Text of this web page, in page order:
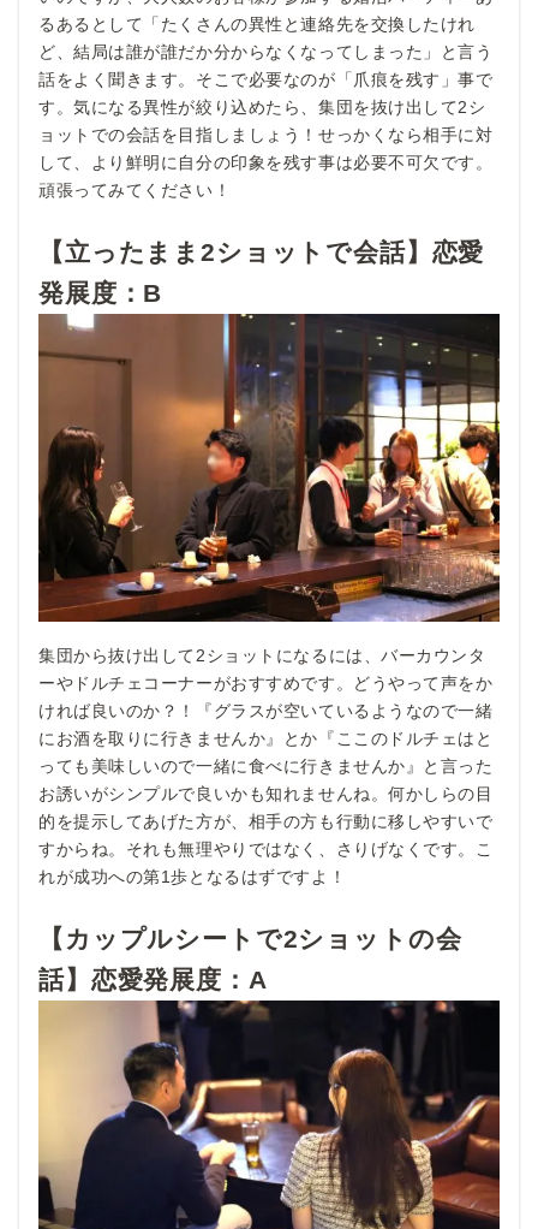
るあるとして「たくさんの異性と連絡先を交換したけれ
ど、結局は誰が誰だか分からなくなってしまった」と言う
話をよく聞きます。そこで必要なのが「爪痕を残す」事で
す。気になる異性が絞り込めたら、集団を抜け出して2シ
ョットでの会話を目指しましょう！せっかくなら相手に対
して、より鮮明に自分の印象を残す事は必要不可欠です。
頑張ってみてください！
【立ったまま2ショットで会話】恋愛
発展度：B
集団から抜け出して2ショットになるには、バーカウンタ
ーやドルチェコーナーがおすすめです。どうやって声をか
ければ良いのか？！『グラスが空いているようなので一緒
にお酒を取りに行きませんか』とか『ここのドルチェはと
っても美味しいので一緒に食べに行きませんか』と言った
お誘いがシンプルで良いかも知れませんね。何かしらの目
的を提示してあげた方が、相手の方も行動に移しやすいで
すからね。それも無理やりではなく、さりげなくです。こ
れが成功への第1歩となるはずですよ！
【カップルシートで2ショットの会
話】恋愛発展度：A